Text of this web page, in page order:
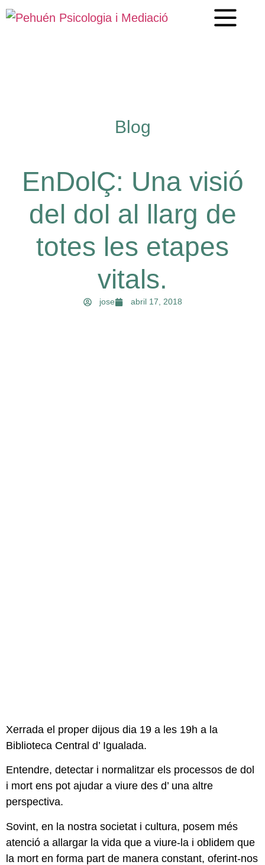
Blog
EnDolÇ: Una visió
del dol al llarg de
totes les etapes
vitals.
jose abril 17, 2018
Xerrada el proper dijous dia 19 a les 19h a la
Biblioteca Central d’ Igualada.
Entendre, detectar i normalitzar els processos de dol
i mort ens pot ajudar a viure des d’ una altre
perspectiva.
Sovint, en la nostra societat i cultura, posem més
atenció a allargar la vida que a viure-la i oblidem que
la mort en forma part de manera constant, oferint-nos